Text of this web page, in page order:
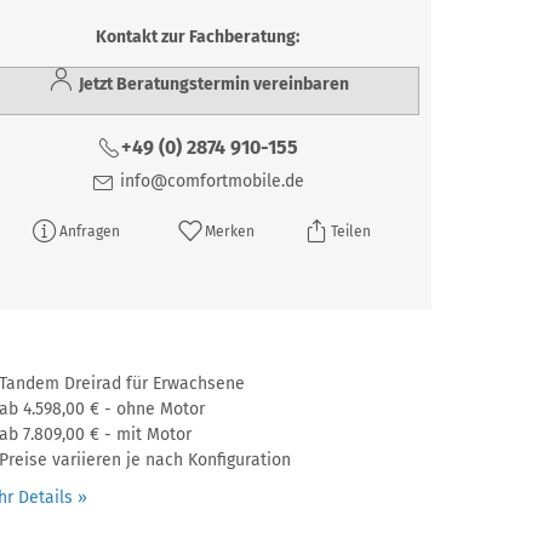
Kontakt zur Fachberatung:
Jetzt Beratungstermin vereinbaren
+49 (0) 2874 910-155
info@comfortmobile.de
Anfragen Merken Teilen
Tandem Dreirad für Erwachsene
ab 4.598,00 € - ohne Motor
ab 7.809,00 € - mit Motor
Preise variieren je nach Konfiguration
Details »